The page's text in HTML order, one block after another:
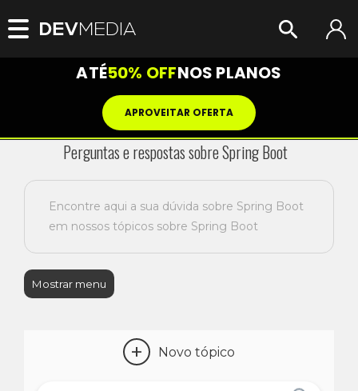
ATÉ50% OFFNOS PLANOS
APROVEITAR OFERTA
Perguntas e respostas sobre Spring Boot
Encontre aqui a sua dúvida sobre Spring Boot
em nossos tópicos sobre Spring Boot
Mostrar menu
+ Novo tópico